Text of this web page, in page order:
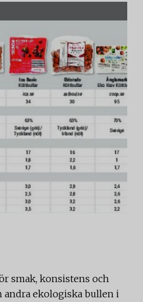
smak, konsistens och
andra ekologiska bullen i